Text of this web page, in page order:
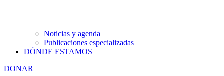
Noticias y agenda
Publicaciones especializadas
DÓNDE ESTAMOS
DONAR